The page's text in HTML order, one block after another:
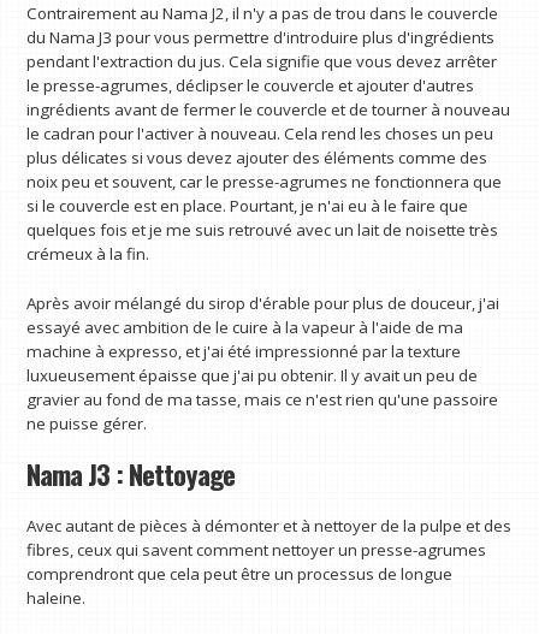
Contrairement au Nama J2, il n'y a pas de trou dans le couvercle
du Nama J3 pour vous permettre d'introduire plus d'ingrédients
pendant l'extraction du jus. Cela signifie que vous devez arrêter
le presse-agrumes, déclipser le couvercle et ajouter d'autres
ingrédients avant de fermer le couvercle et de tourner à nouveau
le cadran pour l'activer à nouveau. Cela rend les choses un peu
plus délicates si vous devez ajouter des éléments comme des
noix peu et souvent, car le presse-agrumes ne fonctionnera que
si le couvercle est en place. Pourtant, je n'ai eu à le faire que
quelques fois et je me suis retrouvé avec un lait de noisette très
crémeux à la fin.
Après avoir mélangé du sirop d'érable pour plus de douceur, j'ai
essayé avec ambition de le cuire à la vapeur à l'aide de ma
machine à expresso, et j'ai été impressionné par la texture
luxueusement épaisse que j'ai pu obtenir. Il y avait un peu de
gravier au fond de ma tasse, mais ce n'est rien qu'une passoire
ne puisse gérer.
Nama J3 : Nettoyage
Avec autant de pièces à démonter et à nettoyer de la pulpe et des
fibres, ceux qui savent comment nettoyer un presse-agrumes
comprendront que cela peut être un processus de longue
haleine.